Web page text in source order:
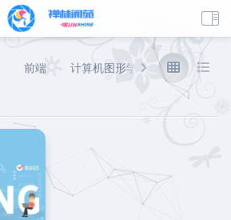
前端 计算机图形学 数据库